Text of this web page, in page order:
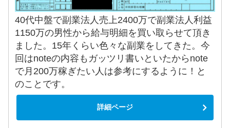
40代中盤で副業法人売上2400万で副業法人利益
1150万の男性から給与明細を買い取らせて頂き
ました。15年くらい色々な副業をしてきた。今
回はnoteの内容もガッツリ書いといたからnote
で月200万稼ぎたい人は参考にするように！と
のことです。
詳細ページ